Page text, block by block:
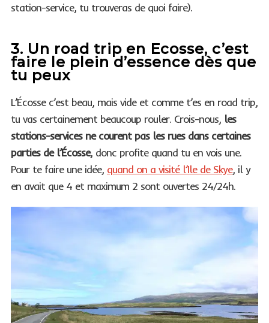
station-service, tu trouveras de quoi faire).
3. Un road trip en Ecosse, c’est
faire le plein d’essence dès que
tu peux
L’Écosse c’est beau, mais vide et comme t’es en road trip,
tu vas certainement beaucoup rouler. Crois-nous, les
stations-services ne courent pas les rues dans certaines
parties de l’Écosse, donc profite quand tu en vois une.
Pour te faire une idée, quand on a visité l’Ile de Skye, il y
en avait que 4 et maximum 2 sont ouvertes 24/24h.